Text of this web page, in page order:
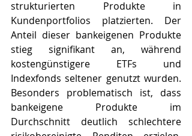
strukturierten Produkte in
Kundenportfolios platzierten. Der
Anteil dieser bankeigenen Produkte
stieg signifikant an, während
kostengünstigere ETFs und
Indexfonds seltener genutzt wurden.
Besonders problematisch ist, dass
bankeigene Produkte im
Durchschnitt deutlich schlechtere